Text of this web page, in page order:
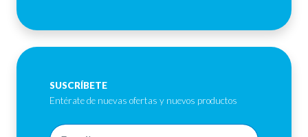
SUSCRÍBETE
Entérate de nuevas ofertas y nuevos productos